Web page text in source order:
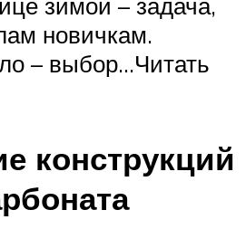
новичкам.
– выбор…Читать
конструкций